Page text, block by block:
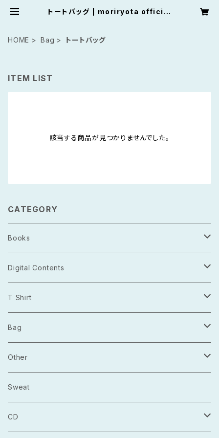
トートバッグ | moriryota official
HOME Bag トートバッグ
ITEM LIST
該当する商品が見つかりませんでした。
CATEGORY
Books
Photo Book
Digital Contents
Project Open Source
2021.03
2021.04
T Shirt
長袖
半袖
Bag
トートバッグ
巾着
マルシェバック
Other
Sticker
Badge
Sweat
CD